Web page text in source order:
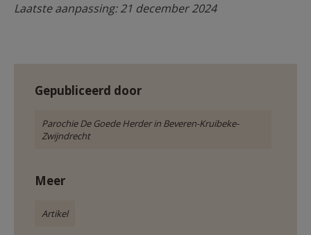
Laatste aanpassing: 21 december 2024
Gepubliceerd door
Parochie De Goede Herder in Beveren-Kruibeke-
Zwijndrecht
Meer
Artikel